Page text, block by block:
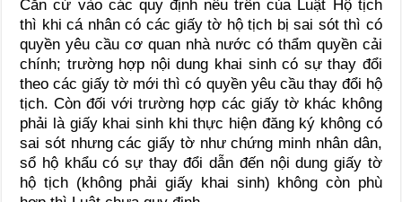
Căn cứ vào các quy định nêu trên của Luật Hộ tịch
thì khi cá nhân có các giấy tờ hộ tịch bị sai sót thì có
quyền yêu cầu cơ quan nhà nước có thẩm quyền cải
chính; trường hợp nội dung khai sinh có sự thay đổi
theo các giấy tờ mới thì có quyền yêu cầu thay đổi hộ
tịch. Còn đối với trường hợp các giấy tờ khác không
phải là giấy khai sinh khi thực hiện đăng ký không có
sai sót nhưng các giấy tờ như chứng minh nhân dân,
sổ hộ khẩu có sự thay đổi dẫn đến nội dung giấy tờ
hộ tịch (không phải giấy khai sinh) không còn phù